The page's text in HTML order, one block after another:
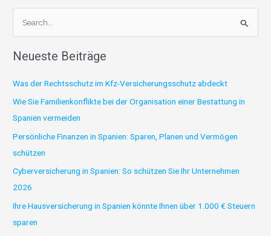
c
e
n
n
a
c
h
:
Neueste Beiträge
Was der Rechtsschutz im Kfz-Versicherungsschutz abdeckt
Wie Sie Familienkonflikte bei der Organisation einer Bestattung in
Spanien vermeiden
Persönliche Finanzen in Spanien: Sparen, Planen und Vermögen
schützen
Cyberversicherung in Spanien: So schützen Sie Ihr Unternehmen
2026
Ihre Hausversicherung in Spanien könnte Ihnen über 1.000 € Steuern
sparen